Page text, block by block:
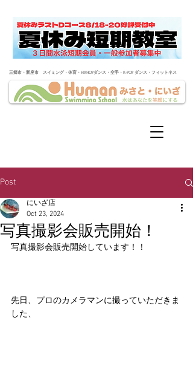
​三郷市・新座市 スイミング・体育・HIPHOPダンス・空手・K-POP ダンス・フィットネス
Post
写真撮影会販売開始！
にいざ店
Oct 23, 2024
写真撮影会販売開始しています！！
先日、プロのカメラマンに撮っていただきま
した、